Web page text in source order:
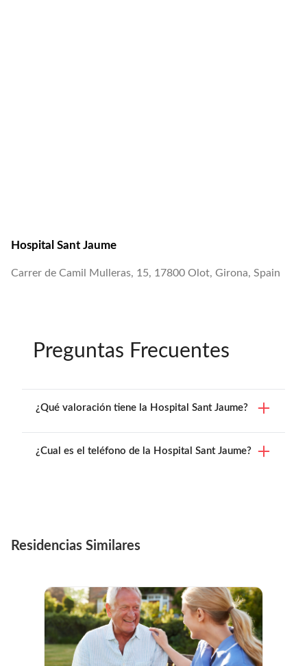
Hospital Sant Jaume
Carrer de Camil Mulleras, 15, 17800 Olot, Girona, Spain
Preguntas Frecuentes
¿Qué valoración tiene la Hospital Sant Jaume?
¿Cual es el teléfono de la Hospital Sant Jaume?
Residencias Similares